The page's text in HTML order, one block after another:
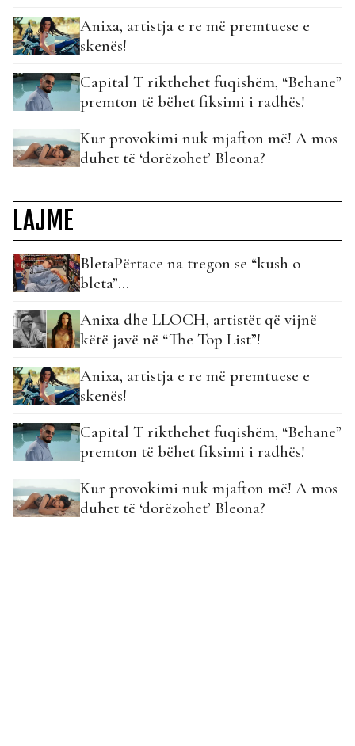
Anixa, artistja e re më premtuese e
skenës!
Capital T rikthehet fuqishëm, “Behane”
premton të bëhet fiksimi i radhës!
Kur provokimi nuk mjafton më! A mos
duhet të ‘dorëzohet’ Bleona?
LAJME
BletaPërtace na tregon se “kush o
bleta”…
Anixa dhe LLOCH, artistët që vijnë
këtë javë në “The Top List”!
Anixa, artistja e re më premtuese e
skenës!
Capital T rikthehet fuqishëm, “Behane”
premton të bëhet fiksimi i radhës!
Kur provokimi nuk mjafton më! A mos
duhet të ‘dorëzohet’ Bleona?